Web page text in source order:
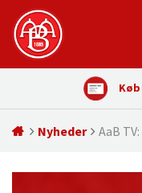
Nyheder AaB